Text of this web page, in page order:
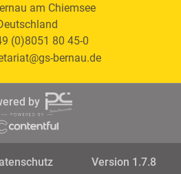
am Chiemsee
(0)8051 80 45-0
bernau.de
by
Version 1.7.8